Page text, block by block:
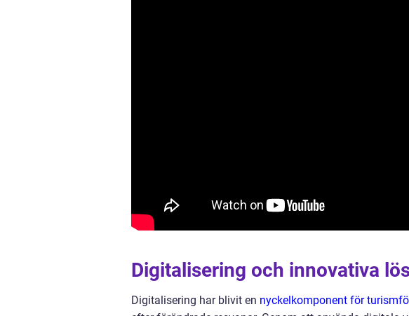
Digitalisering och innovativa
Digitalisering har blivit en nyckelkomponent för